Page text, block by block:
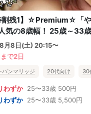
割残1】☆Premium☆「
気の8歳幅！ 25歳～33歳
月8日(土) 20:15〜
で2日
バンマリッジ 20代向け 30
わずか 25〜33歳 500円
わずか 25〜33歳 5,500円